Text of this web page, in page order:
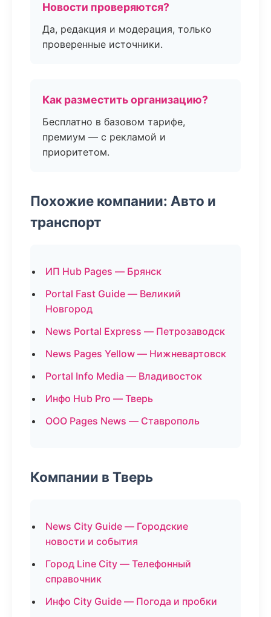
Новости проверяются?
Да, редакция и модерация, только
проверенные источники.
Как разместить организацию?
Бесплатно в базовом тарифе,
премиум — с рекламой и
приоритетом.
Похожие компании: Авто и
транспорт
ИП Hub Pages — Брянск
Portal Fast Guide — Великий
Новгород
News Portal Express — Петрозаводск
News Pages Yellow — Нижневартовск
Portal Info Media — Владивосток
Инфо Hub Pro — Тверь
ООО Pages News — Ставрополь
Компании в Тверь
News City Guide — Городские
новости и события
Город Line City — Телефонный
справочник
Инфо City Guide — Погода и пробки